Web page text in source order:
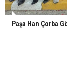
Paşa Han Çorba